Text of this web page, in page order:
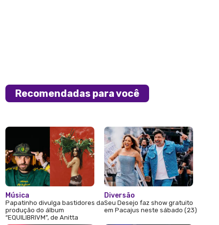
Recomendadas para você
Música
Papatinho divulga bastidores da
produção do álbum
“EQUILIBRIVM”, de Anitta
Diversão
Seu Desejo faz show gratuito
em Pacajus neste sábado (23)